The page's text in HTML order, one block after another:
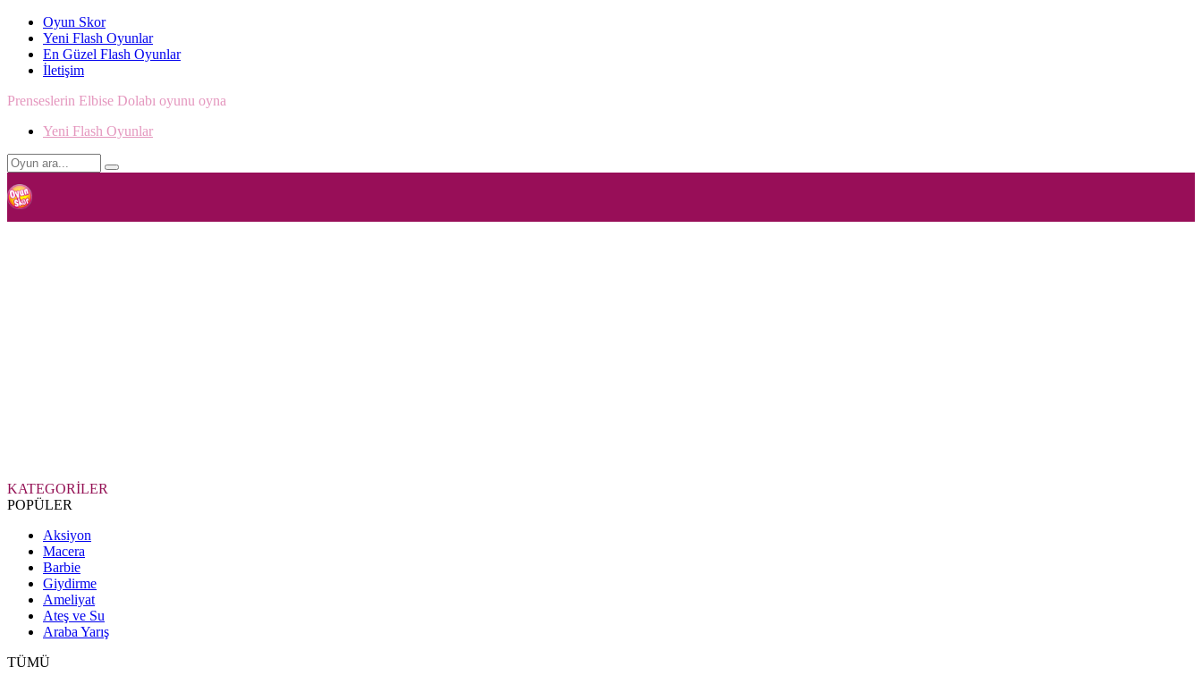
Oyun Skor
Yeni Flash Oyunlar
En Güzel Flash Oyunlar
İletişim
Prenseslerin Elbise Dolabı oyunu oyna
Yeni Flash Oyunlar
KATEGORİLER
POPÜLER
Aksiyon
Macera
Barbie
Giydirme
Ameliyat
Ateş ve Su
Araba Yarış
TÜMÜ